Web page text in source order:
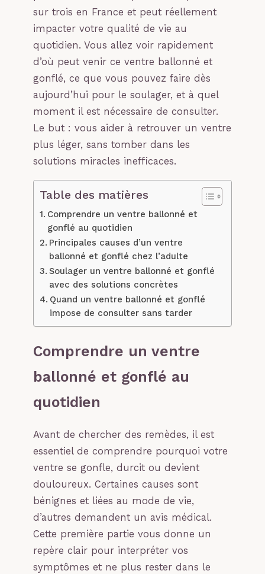
sur trois en France et peut réellement
impacter votre qualité de vie au
quotidien. Vous allez voir rapidement
d’où peut venir ce ventre ballonné et
gonflé, ce que vous pouvez faire dès
aujourd’hui pour le soulager, et à quel
moment il est nécessaire de consulter.
Le but : vous aider à retrouver un ventre
plus léger, sans tomber dans les
solutions miracles inefficaces.
Table des matières
Comprendre un ventre ballonné et
gonflé au quotidien
Principales causes d’un ventre
ballonné et gonflé chez l’adulte
Soulager un ventre ballonné et gonflé
avec des solutions concrètes
Quand un ventre ballonné et gonflé
impose de consulter sans tarder
Comprendre un ventre
ballonné et gonflé au
quotidien
Avant de chercher des remèdes, il est
essentiel de comprendre pourquoi votre
ventre se gonfle, durcit ou devient
douloureux. Certaines causes sont
bénignes et liées au mode de vie,
d’autres demandent un avis médical.
Cette première partie vous donne un
repère clair pour interpréter vos
symptômes et ne plus rester dans le